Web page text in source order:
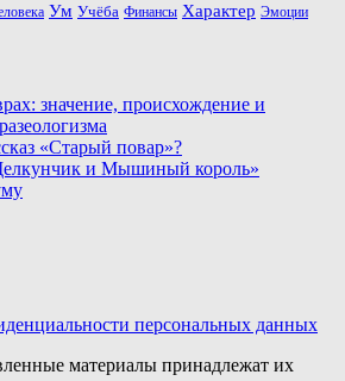
Ум Учёба Финансы Характер Эмоции
значение, происхождение и
«Старый повар»?
и Мышиный король»
персональных данных
материалы принадлежат их